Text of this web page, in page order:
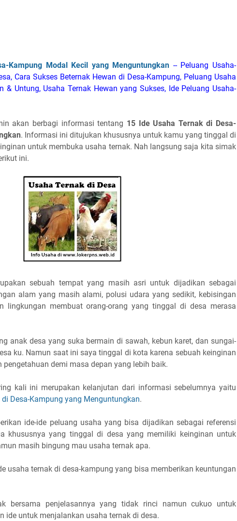
Kampung Modal Kecil yang Menguntungkan -- Peluang Usaha-
Cara Sukses Beternak Hewan di Desa-Kampung, Peluang Usaha
& Untung, Usaha Ternak Hewan yang Sukses, Ide Peluang Usaha-
akan berbagi informasi tentang 15 Ide Usaha Ternak di Desa-
. Informasi ini ditujukan khususnya untuk kamu yang tinggal di
untuk membuka usaha ternak. Nah langsung saja kita simak
ini.
sebuah tempat yang masih asri untuk dijadikan sebagai
alam yang masih alami, polusi udara yang sedikit, kebisingan
lingkungan membuat orang-orang yang tinggal di desa merasa
anak desa yang suka bermain di sawah, kebun karet, dan sungai-
ku. Namun saat ini saya tinggal di kota karena sebuah keinginan
demi masa depan yang lebih baik.
kali ini merupakan kelanjutan dari informasi sebelumnya yaitu
Desa-Kampung yang Menguntungkan.
ide-ide peluang usaha yang bisa dijadikan sebagai referensi
khususnya yang tinggal di desa yang memiliki keinginan untuk
masih bingung mau usaha ternak apa.
usaha ternak di desa-kampung yang bisa memberikan keuntungan
bersama penjelasannya yang tidak rinci namun cukuo untuk
ide untuk menjalankan usaha ternak di desa.